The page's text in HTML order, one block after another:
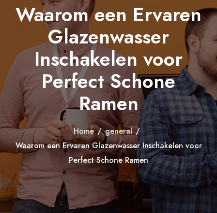
Waarom een Ervaren
Glazenwasser
Inschakelen voor
Perfect Schone
Ramen
Home / general /
Waarom een Ervaren Glazenwasser Inschakelen voor
Perfect Schone Ramen